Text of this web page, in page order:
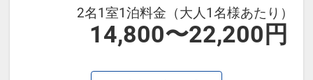
2名1室1泊料金（大人1名様あたり）
14,800〜22,200円